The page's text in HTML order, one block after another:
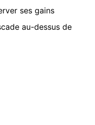
ses gains
au-dessus de